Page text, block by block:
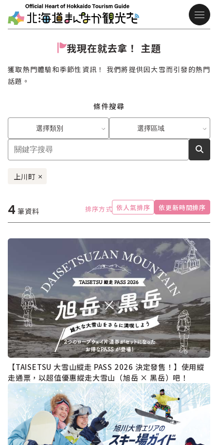
我現在就去拿！ 主題
獲取熱門體驗和季節性資訊！ 我們將提供因大雪而引發的熱門
話題。
條件搜尋
選擇類別 選擇區域
上川町 ×
4 筆資料 排序方式 依人氣排序 依更新時間排序
【TAISETSU 大雪山縱走 PASS 2026 決定發售！】使用縱
走通票，以超值優惠縱走大雪山（旭岳 × 黑岳）吧！